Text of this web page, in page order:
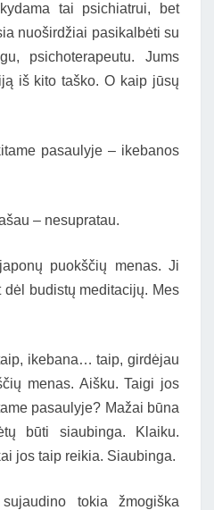
tai psichiatrui, bet
nuoširdžiai pasikalbėti su
psichoterapeutu. Jums
iš kito taško. O kaip jūsų
pasaulyje – ikebanos
– nesupratau.
puokščių menas. Ji
budistų meditacijų. Mes
ikebana… taip, girdėjau
menas. Aišku. Taigi jos
pasaulyje? Mažai būna
būti siaubinga. Klaiku.
jos taip reikia. Siaubinga.
tokia žmogiška